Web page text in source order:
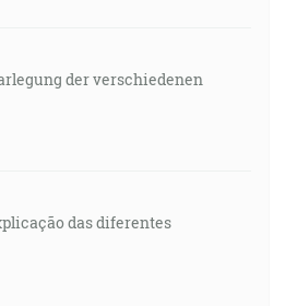
der verschiedenen
das diferentes